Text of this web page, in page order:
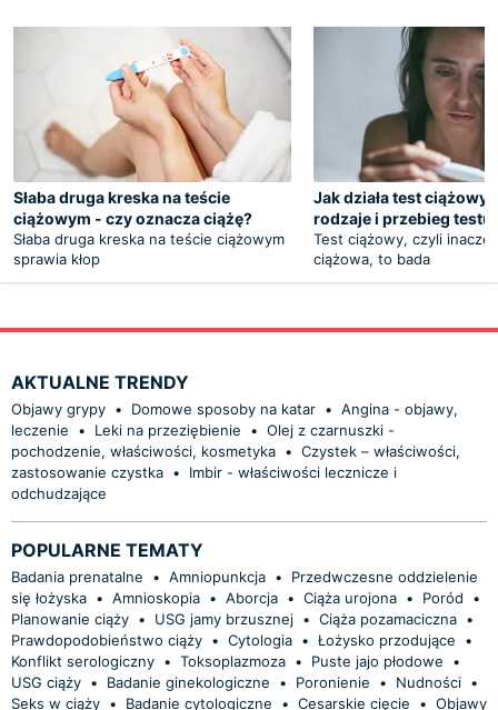
Słaba druga kreska na teście
ciążowym - czy oznacza ciążę?
Słaba druga kreska na teście ciążowym
sprawia kłop
Jak działa test
rodzaje i przebieg testu
Test ciążowy, czyli
ciążowa, to bada
AKTUALNE TRENDY
Objawy grypy • Domowe sposoby na katar • Angina - objawy,
leczenie
• Leki na przeziębienie • Olej z czarnuszki -
pochodzenie, właściwości, kosmetyka • Czystek – właściwości,
zastosowanie czystka •
Imbir - właściwości lecznicze i
odchudzające
POPULARNE TEMATY
Badania prenatalne • Amniopunkcja •
Przedwczesne oddzielenie
się łożyska • Amnioskopia • Aborcja • Ciąża urojona • Poród
•
Planowanie ciąży • USG jamy brzusznej • Ciąża pozamaciczna •
Prawdopodobieństwo ciąży • Cytologia • Łożysko przodujące
•
Konflikt serologiczny • Toksoplazmoza • Puste jajo płodowe
•
USG ciąży • Badanie ginekologiczne • Poronienie • Nudności •
Seks w ciąży • Badanie cytologiczne • Cesarskie cięcie • Objawy